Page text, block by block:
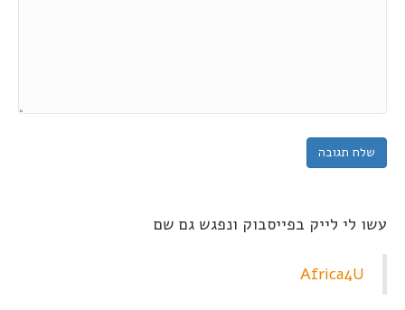
עשו לי לייק בפייסבוק ונפגש גם שם
Africa4U